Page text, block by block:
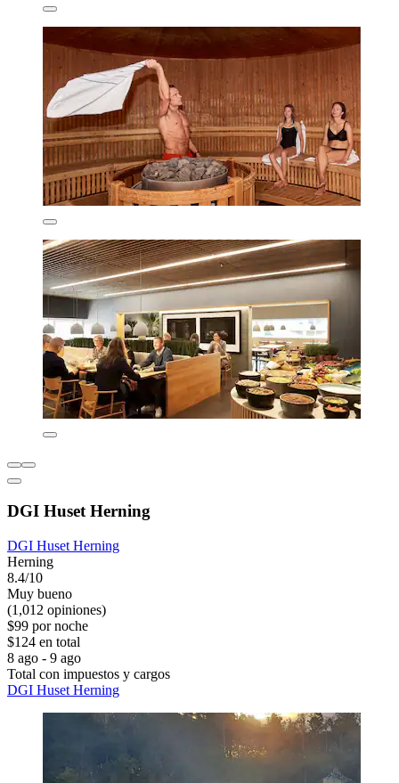
DGI Huset Herning
DGI Huset Herning
Herning
8.4/10
Muy bueno
(1,012 opiniones)
$99 por noche
$124 en total
8 ago - 9 ago
Total con impuestos y cargos
DGI Huset Herning